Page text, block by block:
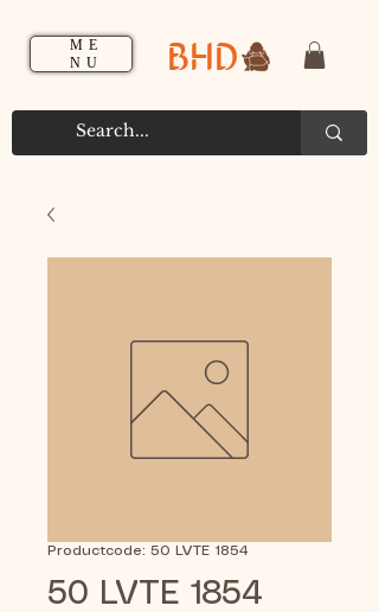
ME
NU
BHD
Productcode: 50 LVTE 1854
50 LVTE 1854